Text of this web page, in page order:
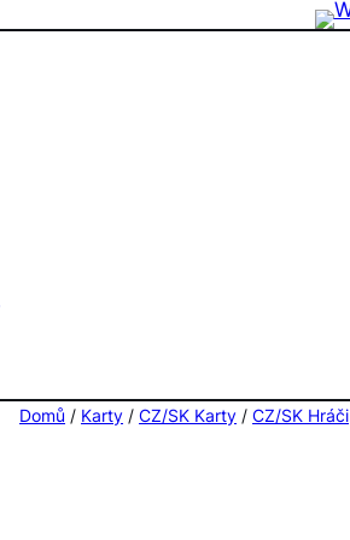
Domů / Karty /CZ/SK Karty /CZ/SK Hráči